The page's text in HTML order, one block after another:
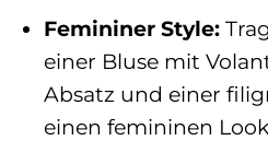
Femininer Style:
einer Bluse mit
Absatz und einer
einen femininen